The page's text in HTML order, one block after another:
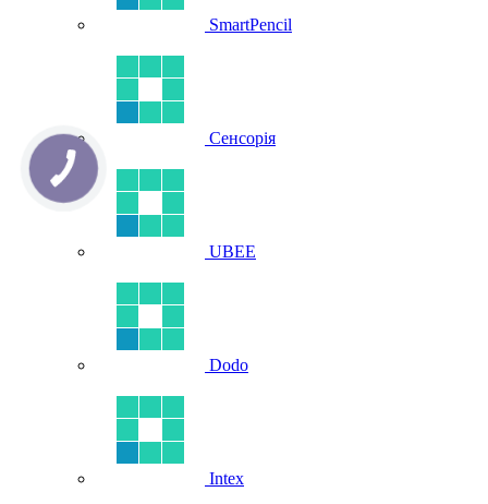
SmartPencil
Сенсорія
UBEE
Dodo
Intex